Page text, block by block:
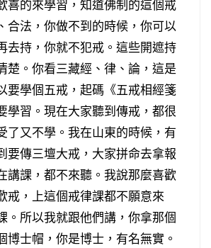
喜的來學習，知道佛制的這個戒
合法，你做不到的時候，你可以
去持，你就不犯戒。這些開遮持
楚。你看三藏經、律、論，這是
要學個五戒，起碼《五戒相經箋
學習。現在大家聽到傳戒，都很
了又不學。我在山東的時候，有
要傳三壇大戒，大家拼命去拿報
講課，都不來聽。我說那麼喜歡
戒，上這個戒律課都不願意來
。所以我就跟他們講，你拿那個
博士帽，你是博士，有名無實。